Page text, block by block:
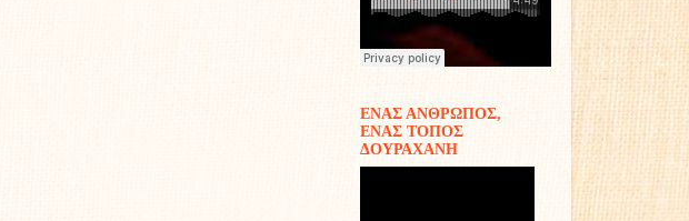
ΕΝΑΣ ΑΝΘΡΩΠΟΣ,
ΕΝΑΣ ΤΟΠΟΣ
ΔΟΥΡΑΧΑΝΗ